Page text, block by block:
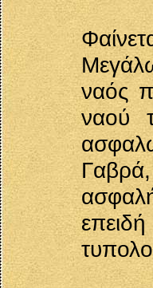
ναός
ναού